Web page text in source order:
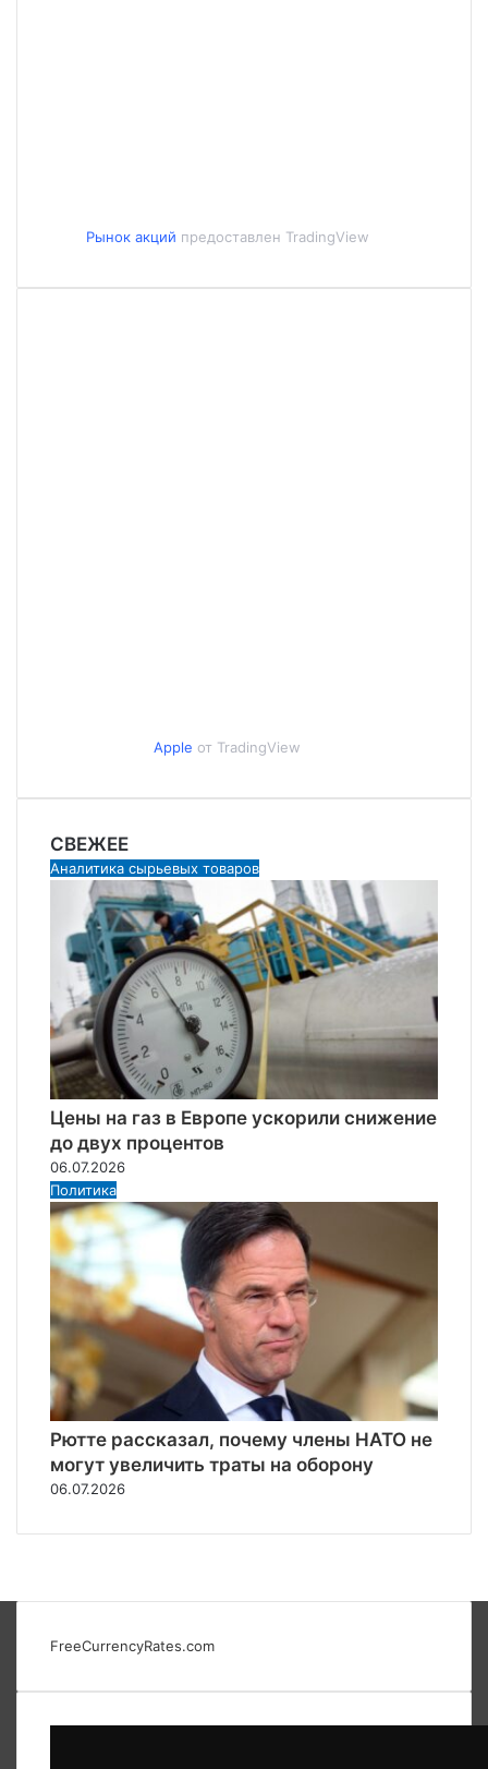
Рынок акций предоставлен TradingView
Apple от TradingView
СВЕЖЕЕ
Аналитика сырьевых товаров
Цены на газ в Европе ускорили снижение
до двух процентов
06.07.2026
Политика
Рютте рассказал, почему члены НАТО не
могут увеличить траты на оборону
06.07.2026
FreeCurrencyRates.com